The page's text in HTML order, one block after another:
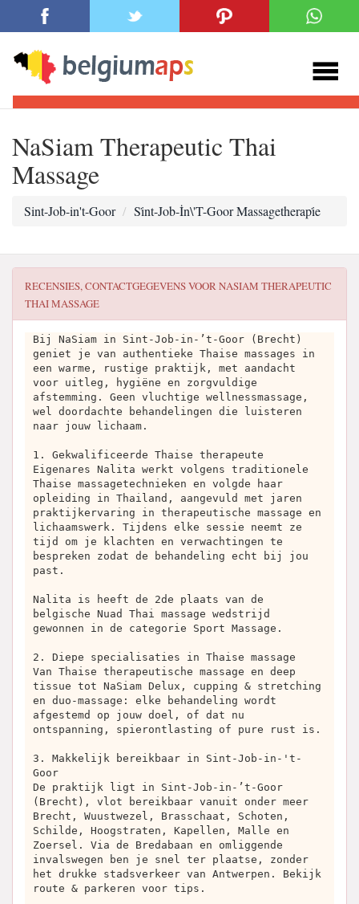
NaSiam Therapeutic Thai
Massage
Sint-Job-in't-Goor Si̇nt-Job-İn\'T-Goor Massagetherapi̇e
RECENSIES, CONTACTGEGEVENS VOORNASIAM THERAPEUTIC
THAI MASSAGE
Bij NaSiam in Sint-Job-in-’t-Goor (Brecht)
geniet je van authentieke Thaise massages in
een warme, rustige praktijk, met aandacht
voor uitleg, hygiëne en zorgvuldige
afstemming. Geen vluchtige wellnessmassage,
wel doordachte behandelingen die luisteren
naar jouw lichaam.
1. Gekwalificeerde Thaise therapeute
Eigenares Nalita werkt volgens traditionele
Thaise massagetechnieken en volgde haar
opleiding in Thailand, aangevuld met jaren
praktijkervaring in therapeutische massage en
lichaamswerk. Tijdens elke sessie neemt ze
tijd om je klachten en verwachtingen te
bespreken zodat de behandeling echt bij jou
past.
Nalita is heeft de 2de plaats van de
belgische Nuad Thai massage wedstrijd
gewonnen in de categorie Sport Massage.
2. Diepe specialisaties in Thaise massage
Van Thaise therapeutische massage en deep
tissue tot NaSiam Delux, cupping & stretching
en duo-massage: elke behandeling wordt
afgestemd op jouw doel, of dat nu
ontspanning, spierontlasting of pure rust is.
3. Makkelijk bereikbaar in Sint-Job-in-'t-
Goor
De praktijk ligt in Sint-Job-in-’t-Goor
(Brecht), vlot bereikbaar vanuit onder meer
Brecht, Wuustwezel, Brasschaat, Schoten,
Schilde, Hoogstraten, Kapellen, Malle en
Zoersel. Via de Bredabaan en omliggende
invalswegen ben je snel ter plaatse, zonder
het drukke stadsverkeer van Antwerpen. Bekijk
route & parkeren voor tips.